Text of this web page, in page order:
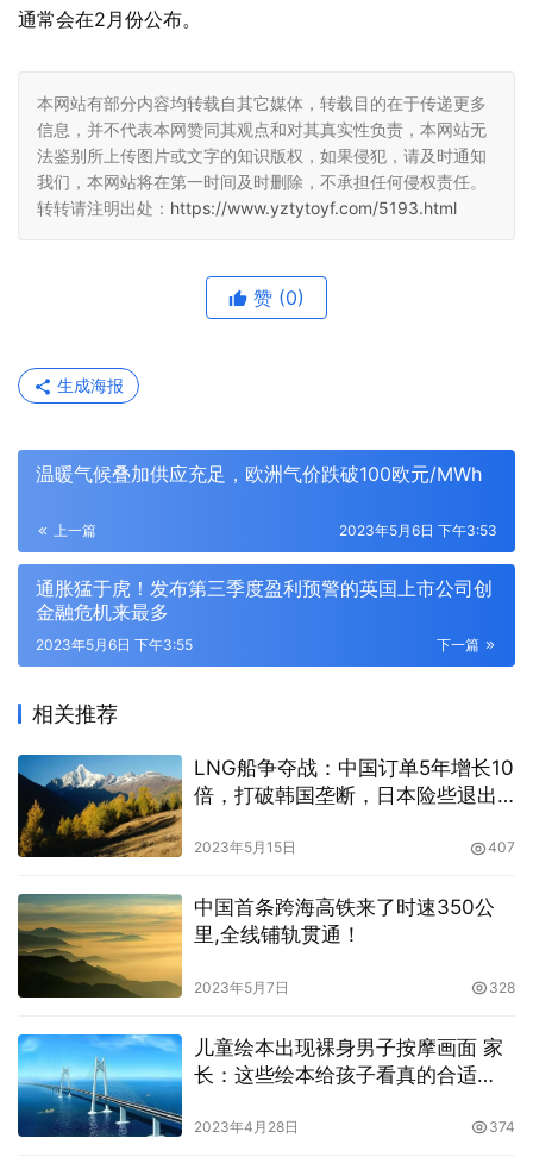
通常会在2月份公布。
本网站有部分内容均转载自其它媒体，转载目的在于传递更多
信息，并不代表本网赞同其观点和对其真实性负责，本网站无
法鉴别所上传图片或文字的知识版权，如果侵犯，请及时通知
我们，本网站将在第一时间及时删除，不承担任何侵权责任。
转转请注明出处： https://www.yztytoyf.com/5193.html
赞 (0)
生成海报
温暖气候叠加供应充足，欧洲气价跌破100欧元/MWh
上一篇 2023年5月6日 下午3:53
通胀猛于虎！发布第三季度盈利预警的英国上市公司创
金融危机来最多
下一篇
2023年5月6日 下午3:55
相关推荐
LNG船争夺战：中国订单5年增长10
倍，打破韩国垄断，日本险些退出
2023年5月15日 407
中国首条跨海高铁来了时速350公
里,全线铺轨贯通！
2023年5月7日 328
儿童绘本出现裸身男子按摩画面 家
长：这些绘本给孩子看真的合适
2023年4月28日 374